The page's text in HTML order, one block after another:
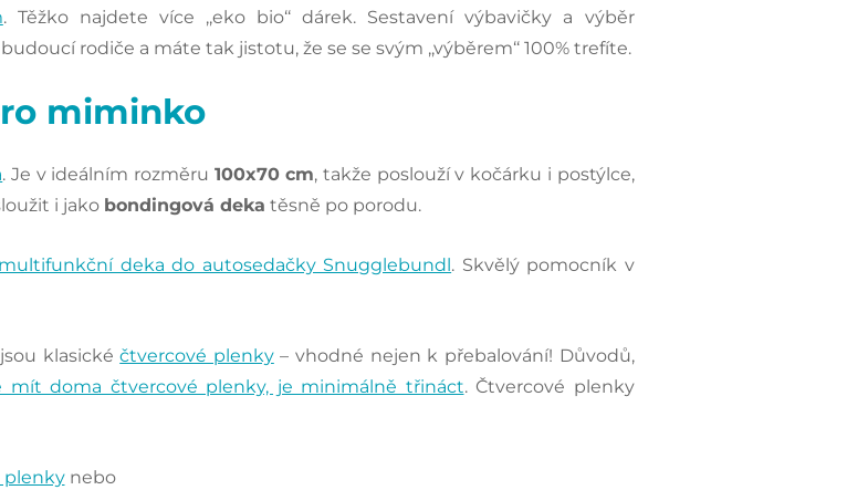
. Těžko najdete více ‚‚eko bio‘‘ dárek. Sestavení výbavičky a výběr
rodiče a máte tak jistotu, že se se svým ‚‚výběrem‘‘ 100% trefíte.
miminko
. Je v ideálním rozměru 100x70 cm, takže poslouží v kočárku i postýlce,
i jako bondingová deka těsně po porodu.
multifunkční deka do autosedačky Snugglebundl. Skvělý pomocník v
klasickéčtvercové plenky– vhodné nejen k přebalování! Důvodů,
doma čtvercové plenky, je minimálně třináct. Čtvercové plenky
plenkynebo